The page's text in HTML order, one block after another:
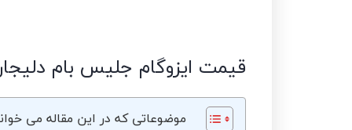
قیمت ایزوگام جلیس بام
موضوعاتی که در این مقاله می